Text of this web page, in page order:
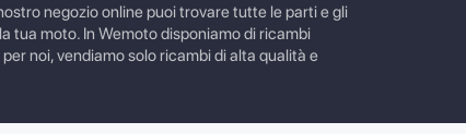
negozio online puoi trovare tutte le parti e gli
tua moto. In Wemoto disponiamo di ricambi
noi, vendiamo solo ricambi di alta qualità e